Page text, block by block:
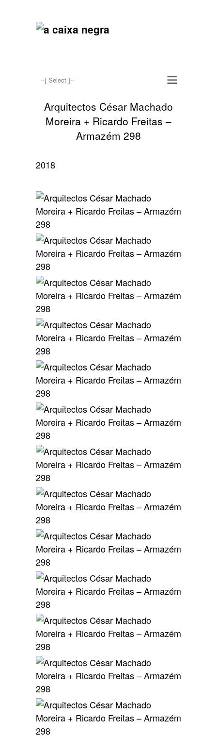
Arquitectos César Machado
Moreira + Ricardo Freitas –
Armazém 298
2018